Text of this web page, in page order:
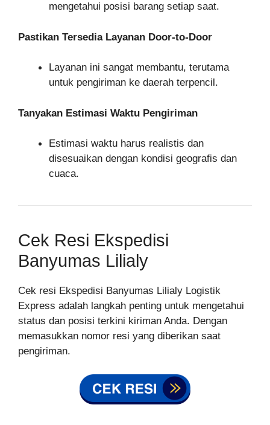
mengetahui posisi barang setiap saat.
Pastikan Tersedia Layanan Door-to-Door
Layanan ini sangat membantu, terutama
untuk pengiriman ke daerah terpencil.
Tanyakan Estimasi Waktu Pengiriman
Estimasi waktu harus realistis dan
disesuaikan dengan kondisi geografis dan
cuaca.
Cek Resi Ekspedisi
Banyumas Lilialy
Cek resi Ekspedisi Banyumas Lilialy Logistik
Express adalah langkah penting untuk mengetahui
status dan posisi terkini kiriman Anda. Dengan
memasukkan nomor resi yang diberikan saat
pengiriman.